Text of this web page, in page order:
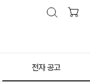
검색 열기
전자 공고